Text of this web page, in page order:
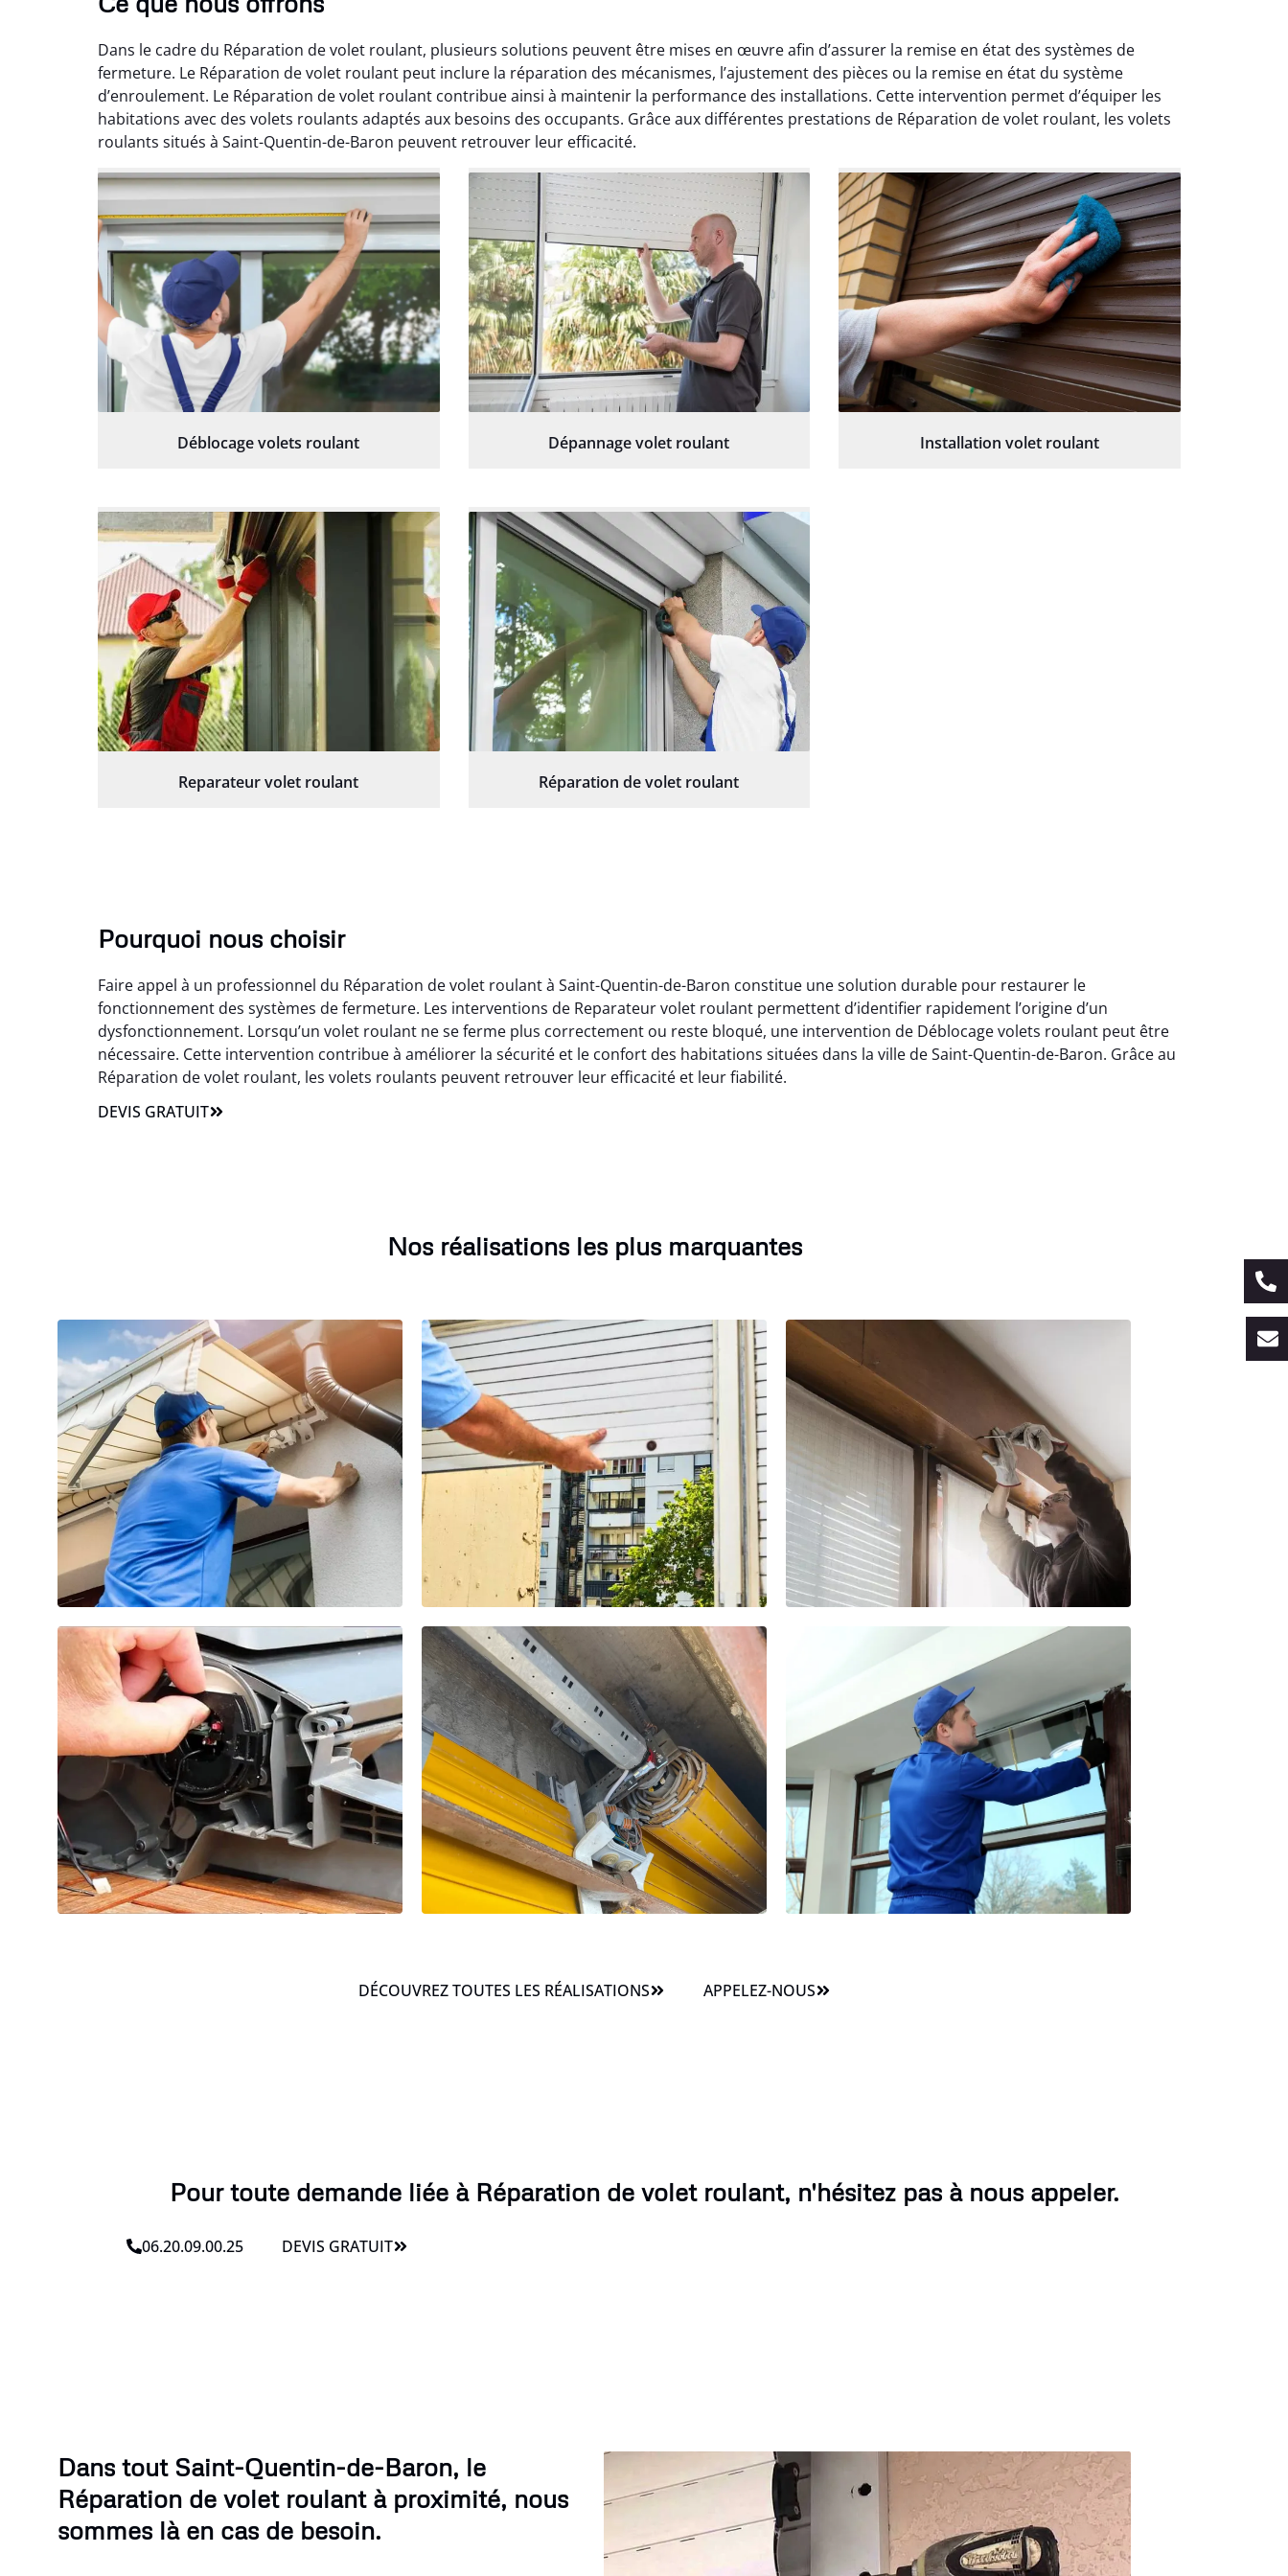
Dans le cadre du Réparation de volet roulant, plusieurs solutions peuvent être mises en œuvre afin d’assurer la remise en état des systèmes de
fermeture. Le Réparation de volet roulant peut inclure la réparation des mécanismes, l’ajustement des pièces ou la remise en état du système
d’enroulement. Le Réparation de volet roulant contribue ainsi à maintenir la performance des installations. Cette intervention permet d’équiper les
habitations avec des volets roulants adaptés aux besoins des occupants. Grâce aux différentes prestations de Réparation de volet roulant, les volets
roulants situés à Saint-Quentin-de-Baron peuvent retrouver leur efficacité.
Déblocage volets roulant Dépannage volet roulant Installation volet roulant
Reparateur volet roulant Réparation de volet roulant
Pourquoi nous choisir
Faire appel à un professionnel du Réparation de volet roulant à Saint-Quentin-de-Baron constitue une solution durable pour restaurer le
fonctionnement des systèmes de fermeture. Les interventions de Reparateur volet roulant permettent d’identifier rapidement l’origine d’un
dysfonctionnement. Lorsqu’un volet roulant ne se ferme plus correctement ou reste bloqué, une intervention de Déblocage volets roulant peut être
nécessaire. Cette intervention contribue à améliorer la sécurité et le confort des habitations situées dans la ville de Saint-Quentin-de-Baron. Grâce au
Réparation de volet roulant, les volets roulants peuvent retrouver leur efficacité et leur fiabilité.
DEVIS GRATUIT
Nos réalisations les plus marquantes
DÉCOUVREZ TOUTES LES RÉALISATIONS APPELEZ-NOUS
Pour toute demande liée à Réparation de volet roulant, n'hésitez pas à nous appeler.
06.20.09.00.25 DEVIS GRATUIT
Dans tout Saint-Quentin-de-Baron, le
Réparation de volet roulant à proximité, nous
sommes là en cas de besoin.